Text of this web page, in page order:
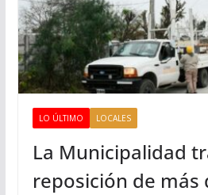
LO ÚLTIMO LOCALES
La Municipalidad
reposición de más